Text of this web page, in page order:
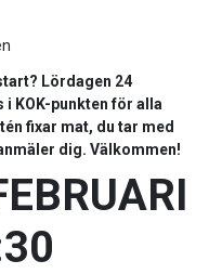
Lördagen 24
KOK-punkten för alla
fixar mat, du tar med
dig. Välkommen!